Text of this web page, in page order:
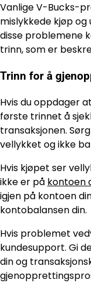
Vanlige V-Bucks-
mislykkede kjøp
disse problemene
trinn, som er
Trinn for å
Hvis du oppdager
første trinnet å
transaksjonen.
vellykket og ikke
Hvis kjøpet ser
ikke er på kontoen
igjen på kontoen
kontobalansen din.
Hvis problemet
kundesupport. Gi
din og